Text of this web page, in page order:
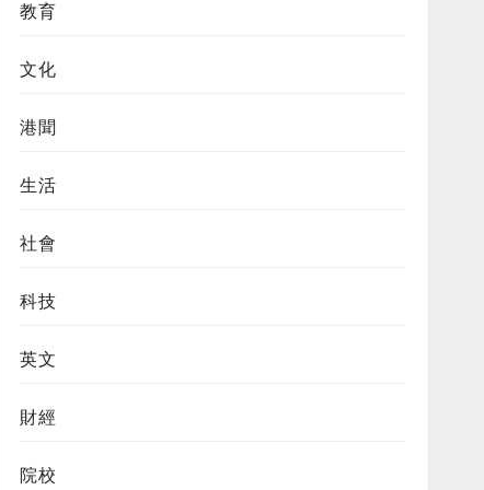
教育
文化
港聞
生活
社會
科技
英文
財經
院校